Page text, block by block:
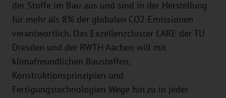
der Stoffe im Bau aus und sind in der Herstellung
für mehr als 8% der globalen CO2-Emissionen
verantwortlich. Das Exzellenzcluster CARE der TU
Dresden und der RWTH Aachen will mit
klimafreundlichen Baustoffen,
Konstruktionsprinzipien und
Fertigungstechnologien Wege hin zu in jeder